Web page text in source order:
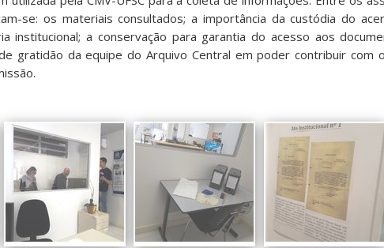
se: os materiais consultados; a importância da custódia do
institucional; a conservação para garantia do acesso aos
gratidão da equipe do Arquivo Central em poder contribuir com